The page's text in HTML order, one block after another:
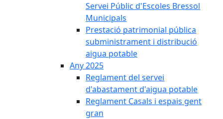
Servei Públic d'Escoles Bressol
Municipals
Prestació patrimonial pública
subministrament i distribució
aigua potable
Any 2025
Reglament del servei
d'abastament d'aigua potable
Reglament Casals i espais gent
gran